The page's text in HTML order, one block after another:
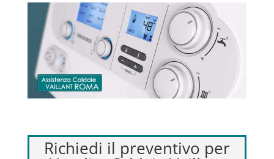
Richiedi il preventivo per